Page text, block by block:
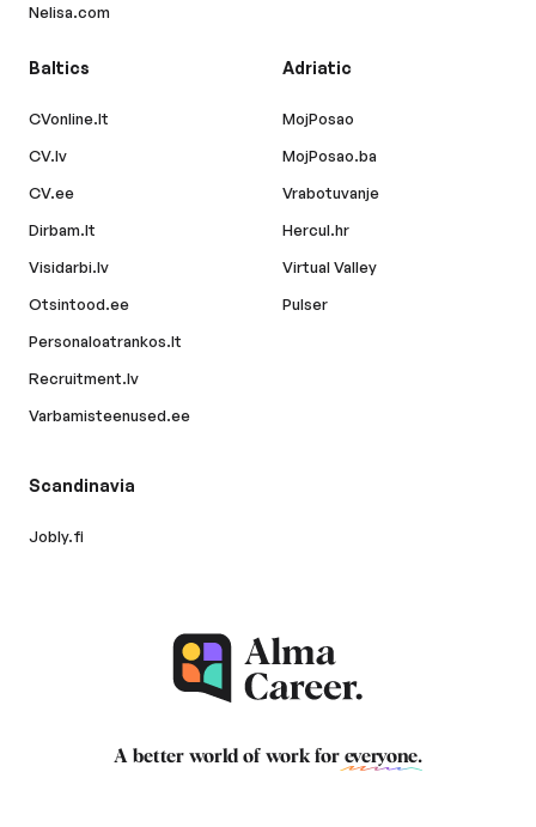
Nelisa.com
Baltics
CVonline.lt
CV.lv
CV.ee
Dirbam.lt
Visidarbi.lv
Otsintood.ee
Personaloatrankos.lt
Recruitment.lv
Varbamisteenused.ee
Adriatic
MojPosao
MojPosao.ba
Vrabotuvanje
Hercul.hr
Virtual Valley
Pulser
Scandinavia
Jobly.fi
A better world of work for everyone.